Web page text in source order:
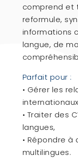
comprend et
reformule,
informations
langue, de
Parfait pour :
• Gérer les
• Traiter des
langues,
• Répondre à
multilingues.